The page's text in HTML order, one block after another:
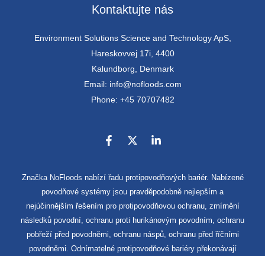
Kontaktujte nás
Environment Solutions Science and Technology ApS,
Hareskovvej 17i, 4400
Kalundborg, Denmark
Email: info@nofloods.com
Phone: +45 70707482
Značka NoFloods nabízí řadu protipovodňových bariér. Nabízené
povodňové systémy jsou pravděpodobně nejlepším a
nejúčinnějším řešením pro protipovodňovou ochranu, zmírnění
následků povodní, ochranu proti hurikánovým povodním, ochranu
pobřeží před povodněmi, ochranu náspů, ochranu před říčními
povodněmi. Odnímatelné protipovodňové bariéry překonávají